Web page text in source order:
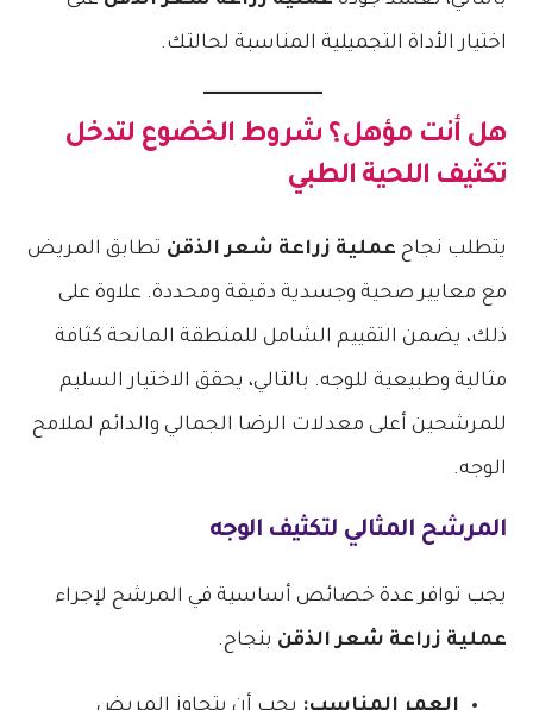
اختيار الأداة التجميلية المناسبة لحالتك.
هل أنت مؤهل؟ شروط الخضوع لتدخل
تكثيف اللحية الطبي
يتطلب نجاح عملية زراعة شعر الذقن تطابق المريض
مع معايير صحية وجسدية دقيقة ومحددة. علاوة على
ذلك، يضمن التقييم الشامل للمنطقة المانحة كثافة
مثالية وطبيعية للوجه. بالتالي، يحقق الاختيار السليم
للمرشحين أعلى معدلات الرضا الجمالي والدائم لملامح
الوجه.
المرشح المثالي لتكثيف الوجه
يجب توافر عدة خصائص أساسية في المرشح لإجراء
عملية زراعة شعر الذقن بنجاح.